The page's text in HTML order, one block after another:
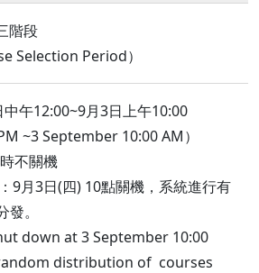
階段
Selection Period）
午12:00~9月3日上午10:00
~3 September 10:00 AM）
不關機
9月3日(四) 10點關機，系統進行有
發。
down at 3 September 10:00
distribution of courses